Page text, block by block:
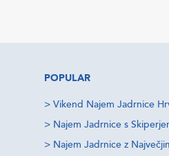
POPULAR
> Vikend Najem Jadrnice
> Najem Jadrnice s
> Najem Jadrnice z